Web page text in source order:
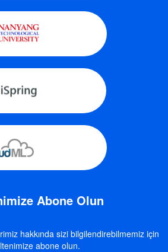
Abone Olun
hakkında sizi bilgilendirebilmemiz için
abone olun.